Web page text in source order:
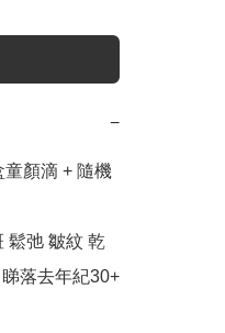
−
顏滴 + 隨機
鬆弛 皺紋 乾
落去年紀30+